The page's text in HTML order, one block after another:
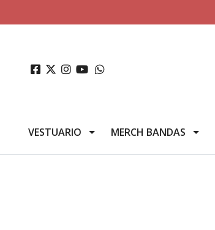
VESTUARIO MERCH BANDAS